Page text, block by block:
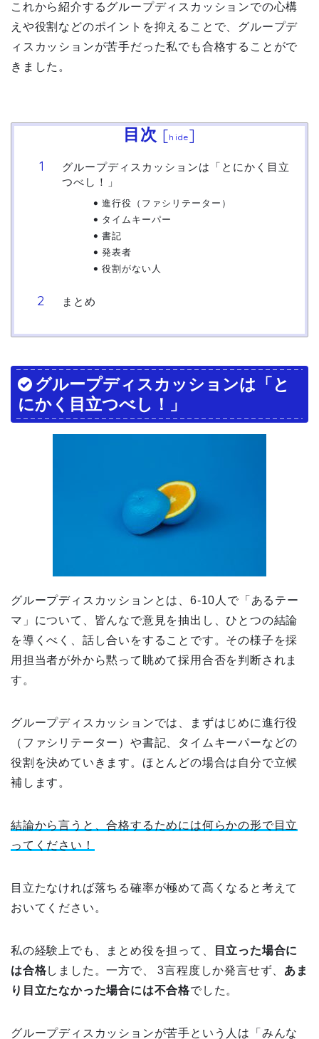
これから紹介するグループディスカッションでの心構
えや役割などのポイントを抑えることで、グループデ
ィスカッションが苦手だった私でも合格することがで
きました。
目次 [hide]
グループディスカッションは「とにかく目立
つべし！」
進行役（ファシリテーター）
タイムキーパー
書記
発表者
役割がない人
まとめ
グループディスカッションは「と
にかく目立つべし ！」
グループディスカッションとは、6-10人で「あるテー
マ」について、皆んなで意見を抽出し、ひとつの結論
を導くべく、話し合いをすることです。その様子を採
用担当者が外から黙って眺めて採用合否を判断されま
す。
グループディスカッションでは、まずはじめに進行役
（ファシリテーター）や書記、タイムキーパーなどの
役割を決めていきます。ほとんどの場合は自分で立候
補します。
結論から言うと、合格するためには何らかの形で目立
ってください！
目立たなければ落ちる確率が極めて高くなると考えて
おいてください。
私の経験上でも、まとめ役を担って、
目立った場合に
は合格しました。一方で、 3言程度しか発言せず、 あま
り目立たなかった場合には不合格でした。
グループディスカッションが苦手という人は「みんな